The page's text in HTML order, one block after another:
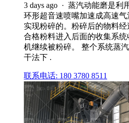
3 days ago · 蒸汽动能磨是利
环形超音速喷嘴加速成高速
实现粉碎的。粉碎后的物料
合格粉料进入后面的收集系
机继续被粉碎。 整个系统蒸
干法下 .
联系电话: 180 3780 8511